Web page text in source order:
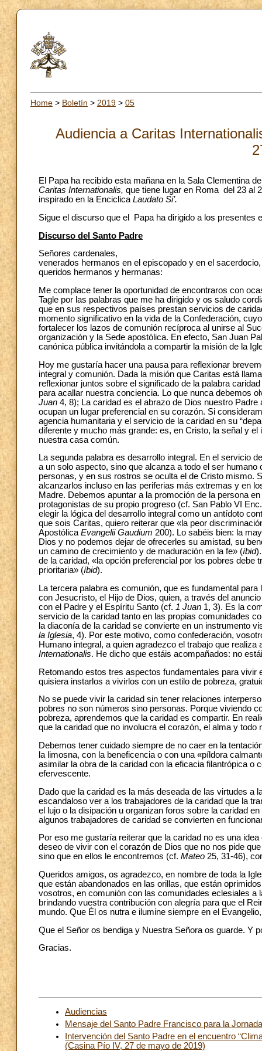
Home > Boletín > 2019 > 05
Audiencia a Caritas
El Papa ha recibido esta mañana en la Sala Clementina
Caritas Internationalis, que tiene lugar en Roma del 23 al
inspirado en la EnciclicaLaudato Si’.
Sigue el discurso que el Papa ha dirigido a los presentes
Discurso del Santo Padre
Señores cardenales,
venerados hermanos en el episcopado y en el sacerdocio,
queridos hermanos y hermanas:
Me complace tener la oportunidad de encontraros con
Tagle por las palabras que me ha dirigido y os saludo
que en sus respectivos países prestan servicios de
momento significativo en la vida de la Confederación,
fortalecer los lazos de comunión recíproca al unirse al
organización y la Sede apostólica. En efecto, San Juan
canónica pública invitándola a compartir la misión de la
Hoy me gustaría hacer una pausa para reflexionar
integral y comunión. Dada la misión que Caritas está
reflexionar juntos sobre el significado de la palabra
para acallar nuestra conciencia. Lo que nunca debemos
Juan 4, 8); La caridad es el abrazo de Dios nuestro
ocupan un lugar preferencial en su corazón. Si
agencia humanitaria y el servicio de la caridad en su
diferente y mucho más grande: es, en Cristo, la señal y
nuestra casa común.
La segunda palabra es desarrollo integral. En el servicio
a un solo aspecto, sino que alcanza a todo el ser
personas, y en sus rostros se oculta el de Cristo mismo.
alcanzarlos incluso en las periferias más extremas y en
Madre. Debemos apuntar a la promoción de la persona
protagonistas de su propio progreso (cf. San Pablo VI
elegir la lógica del desarrollo integral como un antídoto
que sois Caritas, quiero reiterar que «la peor
ApostólicaEvangelii Gaudium 200). Lo sabéis bien: la
Dios y no podemos dejar de ofrecerles su amistad, su
un camino de crecimiento y de maduración en la fe» (íbid
de la caridad, «la opción preferencial por los pobres debe
prioritaria» (íbid).
La tercera palabra es comunión, que es fundamental
con Jesucristo, el Hijo de Dios, quien, a través del
con el Padre y el Espíritu Santo (cf. 1 Juan 1, 3). Es la
servicio de la caridad tanto en las propias comunidades
la diaconía de la caridad se convierte en un instrumento
la Iglesia, 4). Por este motivo, como confederación,
Humano integral, a quien agradezco el trabajo que
Internationalis. He dicho que estáis acompañados: no
Retomando estos tres aspectos fundamentales para vivir
quisiera instarlos a vivirlos con un estilo de pobreza,
No se puede vivir la caridad sin tener relaciones
pobres no son números sino personas. Porque viviendo
pobreza, aprendemos que la caridad es compartir. En
que la caridad que no involucra el corazón, el alma y
Debemos tener cuidado siempre de no caer en la
la limosna, con la beneficencia o con una «píldora
asimilar la obra de la caridad con la eficacia filantrópica o
efervescente.
Dado que la caridad es la más deseada de las virtudes a
escandaloso ver a los trabajadores de la caridad que la
el lujo o la disipación u organizan foros sobre la caridad
algunos trabajadores de caridad se convierten en
Por eso me gustaría reiterar que la caridad no es una
deseo de vivir con el corazón de Dios que no nos pide
sino que en ellos le encontremos (cf. Mateo 25, 31-46),
Queridos amigos, os agradezco, en nombre de toda la
que están abandonados en las orillas, que están
vosotros, en comunión con las comunidades eclesiales
brindando vuestra contribución con alegría para que el
mundo. Que Él os nutra e ilumine siempre en el
Que el Señor os bendiga y Nuestra Señora os guarde. Y
Gracias.
Audiencias
Mensaje del Santo Padre Francisco para la
Intervención del Santo Padre en el encuentro
(Casina Pío IV, 27 de mayo de 2019)